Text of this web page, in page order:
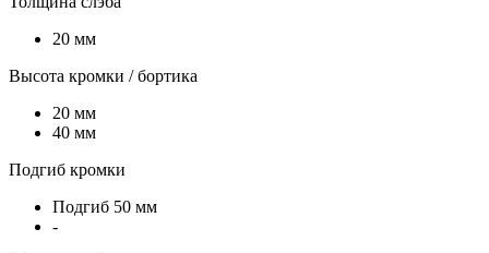
20 мм
Высота кромки / бортика
20 мм
40 мм
Подгиб кромки
Подгиб 50 мм
-